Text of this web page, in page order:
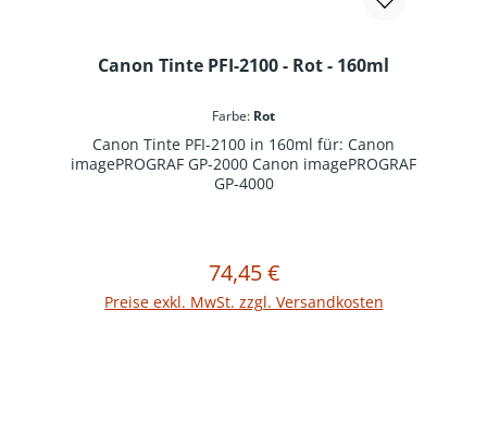
Canon Tinte PFI-2100 - Rot - 160ml
Farbe: Rot
Canon Tinte PFI-2100 in 160ml für: Canon
imagePROGRAF GP-2000 Canon imagePROGRAF
GP-4000
Regulärer Preis:
74,45 €
Preise exkl. MwSt. zzgl. Versandkosten
In den Warenkorb